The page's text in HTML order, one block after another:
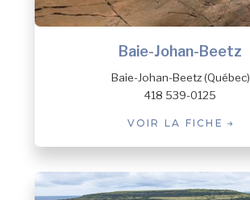
Baie-Johan-Beetz
Baie-Johan-Beetz (Québec)
418 539-0125
VOIR LA FICHE